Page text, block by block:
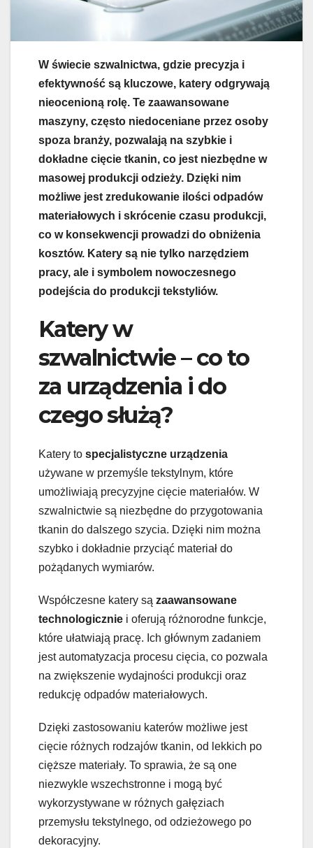
W świecie szwalnictwa, gdzie precyzja i
efektywność są kluczowe, katery odgrywają
nieocenioną rolę. Te zaawansowane
maszyny, często niedoceniane przez osoby
spoza branży, pozwalają na szybkie i
dokładne cięcie tkanin, co jest niezbędne w
masowej produkcji odzieży. Dzięki nim
możliwe jest zredukowanie ilości odpadów
materiałowych i skrócenie czasu produkcji,
co w konsekwencji prowadzi do obniżenia
kosztów. Katery są nie tylko narzędziem
pracy, ale i symbolem nowoczesnego
podejścia do produkcji tekstyliów.
Katery w
szwalnictwie – co to
za urządzenia i do
czego służą?
Katery to specjalistyczne urządzenia
używane w przemyśle tekstylnym, które
umożliwiają precyzyjne cięcie materiałów. W
szwalnictwie są niezbędne do przygotowania
tkanin do dalszego szycia. Dzięki nim można
szybko i dokładnie przyciąć materiał do
pożądanych wymiarów.
Współczesne katery są zaawansowane
technologicznie i oferują różnorodne funkcje,
które ułatwiają pracę. Ich głównym zadaniem
jest automatyzacja procesu cięcia, co pozwala
na zwiększenie wydajności produkcji oraz
redukcję odpadów materiałowych.
Dzięki zastosowaniu katerów możliwe jest
cięcie różnych rodzajów tkanin, od lekkich po
cięższe materiały. To sprawia, że są one
niezwykle wszechstronne i mogą być
wykorzystywane w różnych gałęziach
przemysłu tekstylnego, od odzieżowego po
dekoracyjny.